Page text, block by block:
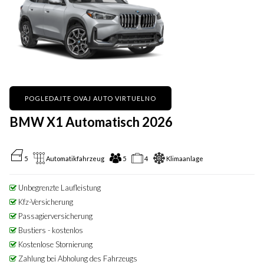
POGLEDAJTE OVAJ AUTO VIRTUELNO
BMW X1 Automatisch 2026
5 Automatikfahrzeug 5 4 Klimaanlage
Unbegrenzte Laufleistung
Kfz-Versicherung
Passagierversicherung
Bustiers - kostenlos
Kostenlose Stornierung
Zahlung bei Abholung des Fahrzeugs